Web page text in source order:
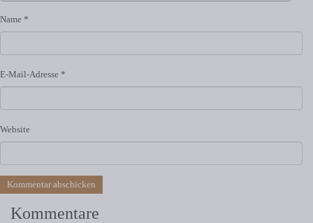
Name *
E-Mail-Adresse *
Website
Kommentare